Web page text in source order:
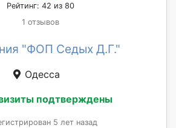
Рейтинг: 42 из 80
1 отзывов
"ФОП Седых Д.Г."
Одесса
подтверждены
5 лет назад